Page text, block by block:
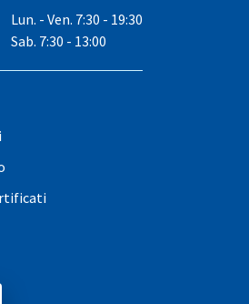
Lun. - Ven. 7:30 - 19:30
Sab. 7:30 - 13:00